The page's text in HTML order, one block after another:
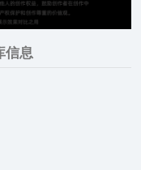
信息